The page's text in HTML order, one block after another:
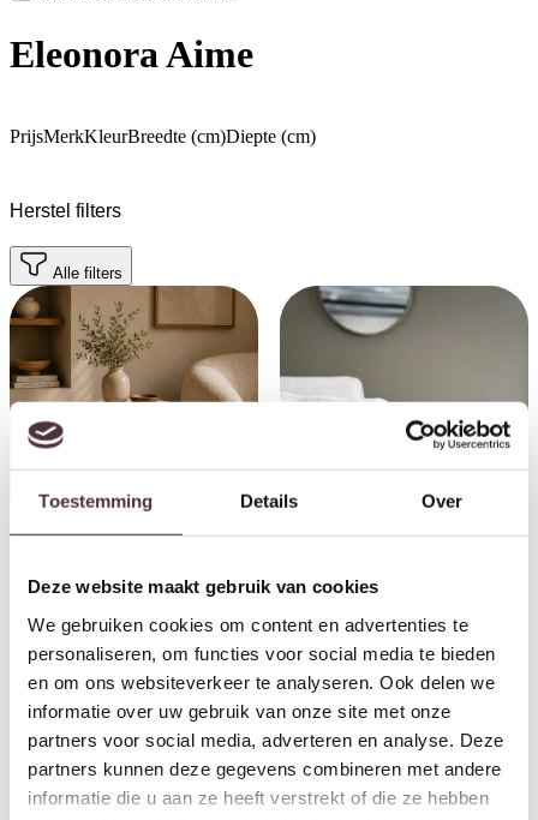
Toestemming Details Over
Deze website maakt gebruik van cookies
We gebruiken cookies om content en advertenties te
personaliseren, om functies voor social media te bieden
en om ons websiteverkeer te analyseren. Ook delen we
informatie over uw gebruik van onze site met onze
partners voor social media, adverteren en analyse. Deze
partners kunnen deze gegevens combineren met andere
informatie die u aan ze heeft verstrekt of die ze hebben
Eleonora Aime
PrijsMerkKleurBreedte (cm)Diepte (cm)
Herstel filters
Alle filters
70x70x75 cm travertin
Eleonora bijzettafel Aime
45x45x45 cm travertin
€
299,00